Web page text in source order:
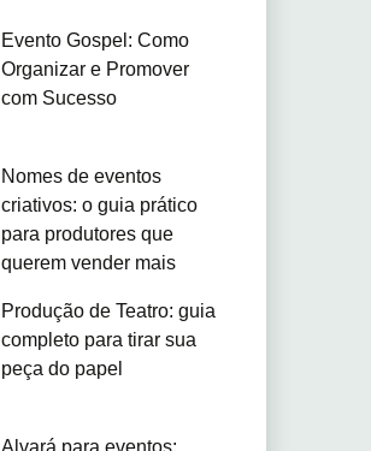
Evento Gospel: Como
Organizar e Promover
com Sucesso
Nomes de eventos
criativos: o guia prático
para produtores que
querem vender mais
Produção de Teatro: guia
completo para tirar sua
peça do papel